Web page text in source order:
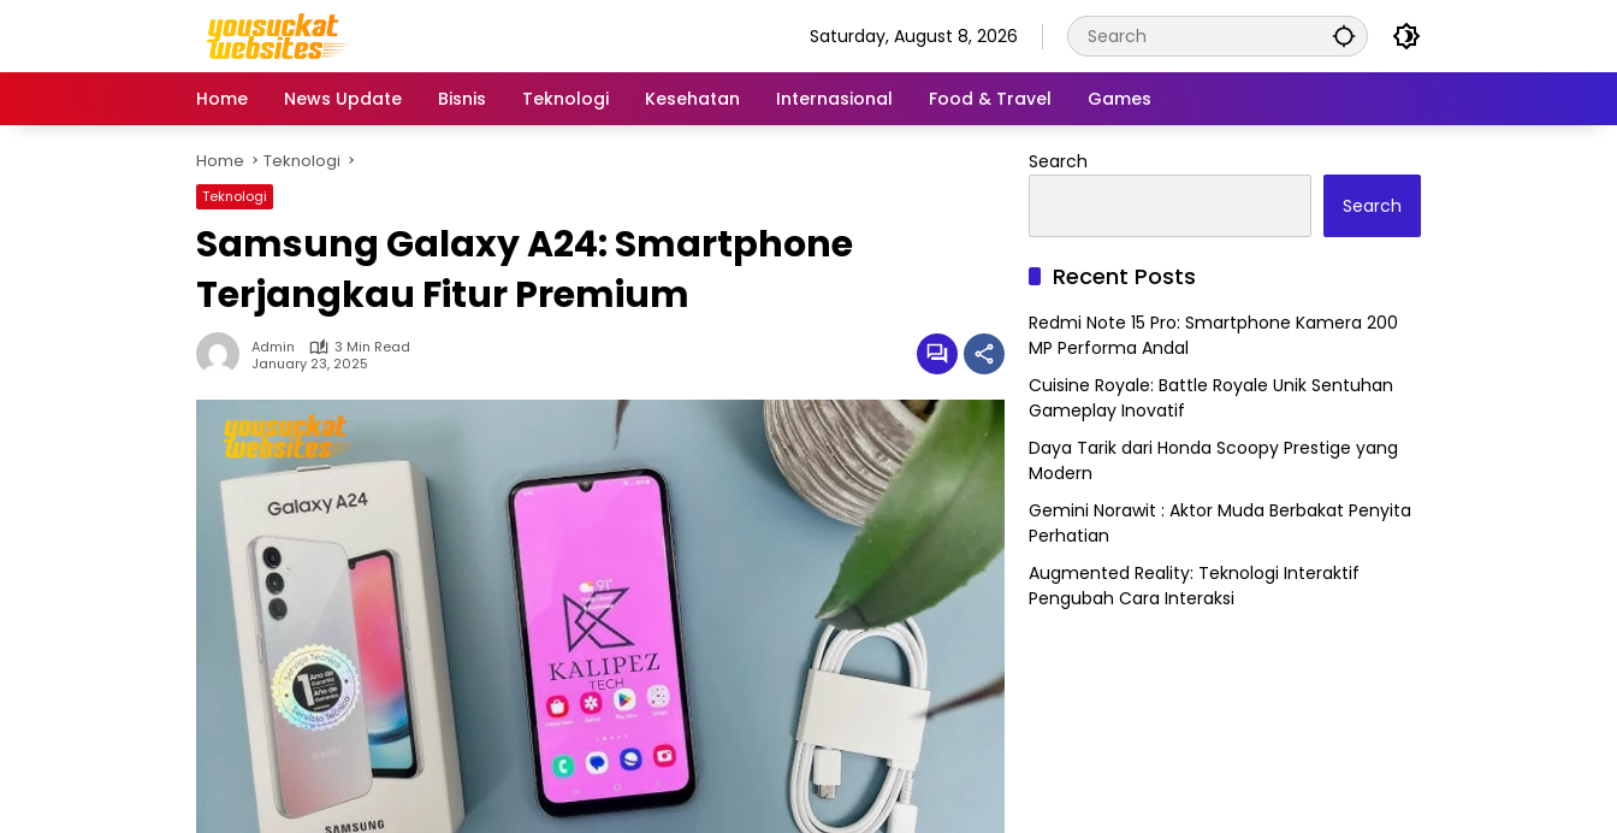
Saturday, August 8, 2026
Home News Update Bisnis Teknologi Kesehatan Internasional Food & Travel Games
Home Teknologi
Teknologi
Samsung Galaxy A24: Smartphone
Terjangkau Fitur Premium
Admin
3 Min Read
January 23, 2025
Search
Search
Recent Posts
Redmi Note 15 Pro: Smartphone Kamera 200
MP Performa Andal
Cuisine Royale: Battle Royale Unik Sentuhan
Gameplay Inovatif
Daya Tarik dari Honda Scoopy Prestige yang
Modern
Gemini Norawit : Aktor Muda Berbakat Penyita
Perhatian
Augmented Reality: Teknologi Interaktif
Pengubah Cara Interaksi